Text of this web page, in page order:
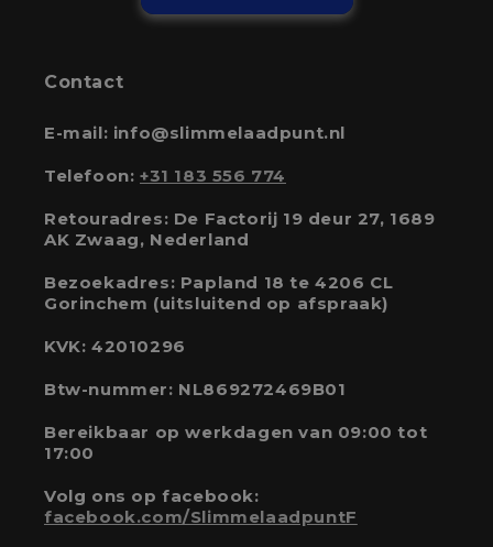
Contact
E-mail: info@slimmelaadpunt.nl
Telefoon: +31 183 556 774
Retouradres: De Factorij 19 deur 27, 1689
AK Zwaag, Nederland
Bezoekadres: Papland 18 te 4206 CL
Gorinchem (uitsluitend op afspraak)
KVK: 42010296
Btw-nummer: NL869272469B01
Bereikbaar op werkdagen van 09:00 tot
17:00
Volg ons op facebook:
facebook.com/SlimmelaadpuntF